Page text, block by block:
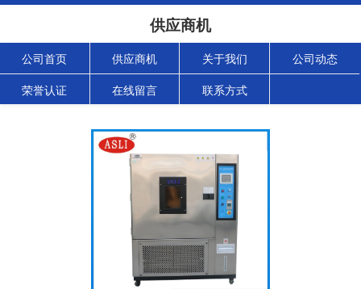
供应商机
公司首页 供应商机 关于我们 公司动态
荣誉认证 在线留言 联系方式